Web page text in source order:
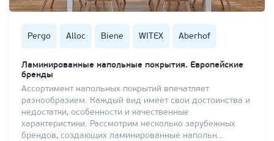
Pergo Alloc Biene WITEX Aberhof
Ламинированные напольные покрытия. Европейские
бренды
Ассортимент напольных покрытий впечатляет
разнообразием. Каждый вид имеет свои достоинства и
недостатки, особенности и качественные
характеристики. Рассмотрим несколько зарубежных
брендов, создающих ламинированные напольн…